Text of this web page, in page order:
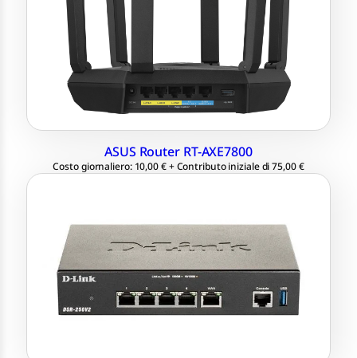
ASUS Router RT-AXE7800
Costo giornaliero: 10,00 € + Contributo iniziale di 75,00 €
2x WAN per link aggregation
Tri-band WiFi 6E (2,4 GHz / 5 GHz / 6
GHz)
4x LAN, 2x USB
Quadband technology: fino a 1300
Mbps
2x WAN per link aggregation